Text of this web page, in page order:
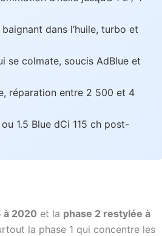
dans l’huile, turbo et
se colmate, soucis AdBlue et
réparation entre 2 500 et 4
1.5 Blue dCi 115 ch post-
à 2020 et la phase 2 restylée à
la phase 1 qui concentre les